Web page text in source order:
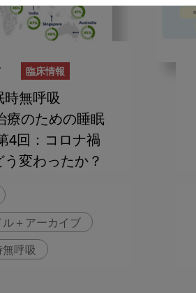
臨床情報
時無呼吸
療のための睡眠
4回：コロナ禍
う変わったか？
ル＋アーカイブ
無呼吸